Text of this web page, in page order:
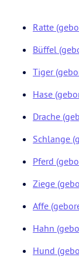
Ratte
Büffel
Tiger
Hase
Drache
Schlange
Pferd
Ziege
Affe
Hahn
Hund